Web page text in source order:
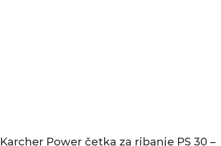
Karcher Power četka za ribanje PS 30 –